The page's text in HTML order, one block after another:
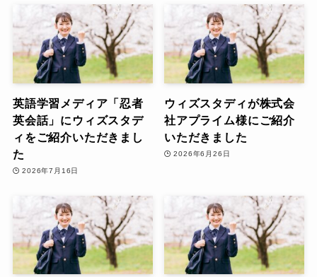
英語学習メディア「忍者
英会話」にウィズスタデ
ィをご紹介いただきまし
た
2026年7月16日
ウィズスタディが株式会
社アプライム様にご紹介
いただきました
2026年6月26日